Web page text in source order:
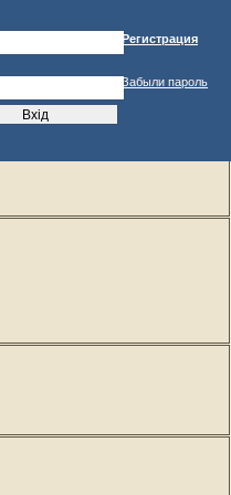
Регистрация
Забыли пароль